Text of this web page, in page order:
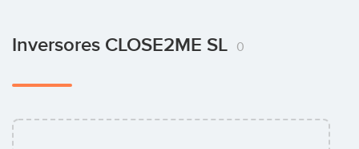
Inversores CLOSE2ME SL 0